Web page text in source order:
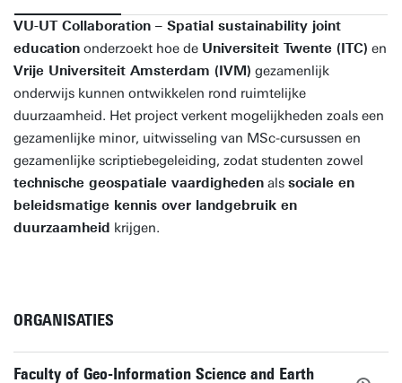
VU-UT Collaboration – Spatial sustainability joint
education onderzoekt hoe de Universiteit Twente (ITC) en
Vrije Universiteit Amsterdam (IVM) gezamenlijk
onderwijs kunnen ontwikkelen rond ruimtelijke
duurzaamheid. Het project verkent mogelijkheden zoals een
gezamenlijke minor, uitwisseling van MSc-cursussen en
gezamenlijke scriptiebegeleiding, zodat studenten zowel
technische geospatiale vaardigheden als sociale en
beleidsmatige kennis over landgebruik en
duurzaamheid krijgen.
ORGANISATIES
Faculty of Geo-Information Science and Earth